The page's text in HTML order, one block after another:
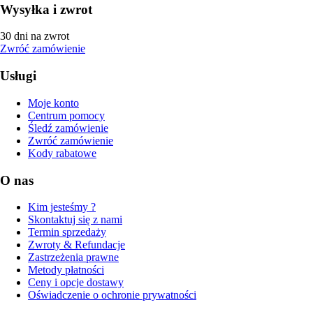
Wysyłka i zwrot
30 dni na zwrot
Zwróć zamówienie
Usługi
Moje konto
Centrum pomocy
Śledź zamówienie
Zwróć zamówienie
Kody rabatowe
O nas
Kim jesteśmy ?
Skontaktuj się z nami
Termin sprzedaży
Zwroty & Refundacje
Zastrzeżenia prawne
Metody płatności
Ceny i opcje dostawy
Oświadczenie o ochronie prywatności